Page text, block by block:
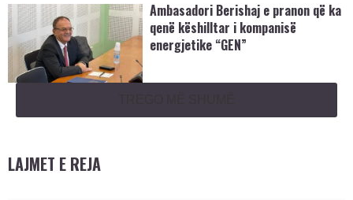
Ambasadori Berishaj e pranon që ka
qenë këshilltar i kompanisë
energjetike “GEN”
LAJMET E REJA